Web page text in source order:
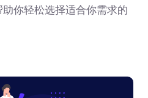
你轻松选择适合你需求的